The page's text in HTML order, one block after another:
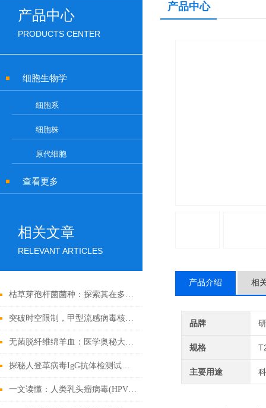
产品中心
PRODUCTS CENTER
细胞生物学
细胞系
细胞株
原代细胞
查看更多
相关文章
RELEVANT ARTICLES
枯草芽孢杆菌菌种：探索其在多个领域中的实际应用
突破时空限制，甲型流感病毒核酸检测试剂盒的应用与发展
无菌脱纤维绵羊血：医学奥秘大揭秘！
探秘人登革病毒IgG抗体检测试剂盒：科学守护健康防线
一文读懂：人类乳头瘤病毒(HPV)核酸检测试剂盒的检测原理
产品中心
产品介绍 相
品牌
规格
主要用途